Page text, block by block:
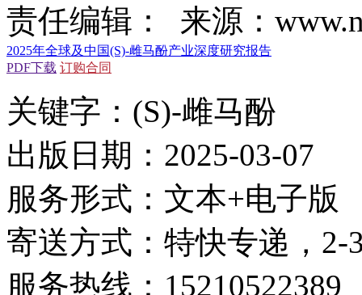
责任编辑： 来源：
2025年全球及中国(S)-雌马酚产业深度研究报告
PDF下载 订购合同
关键字：(S)-雌马酚
出版日期：2025-03-07
服务形式：文本+电子版
寄送方式：特快专递，2-
服务热线：15210522389